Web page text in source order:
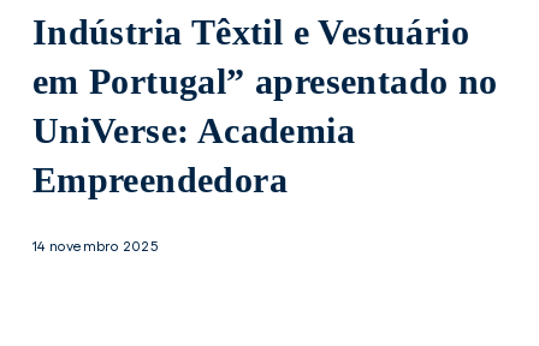
Indústria Têxtil e Vestuário
em Portugal” apresentado no
UniVerse: Academia
Empreendedora
14 novembro 2025